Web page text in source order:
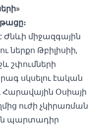
Ժնևի միջազգային
ներքո Թբիլիսիի,
շփումների
սկսելու էական
Օսիայի
ուժի չկիրառման
պարտադիր